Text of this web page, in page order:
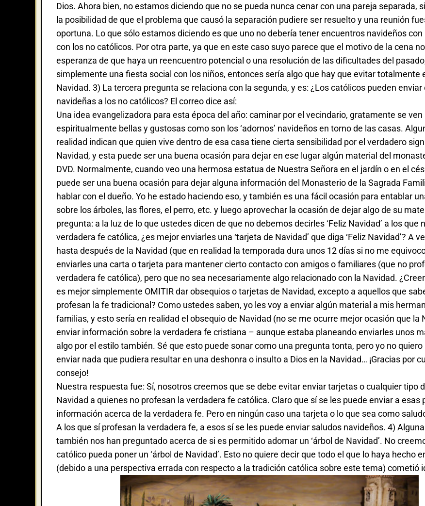
Dios. Ahora bien, no estamos diciendo que no se pueda nunca cenar con una pareja separada,
la posibilidad de que el problema que causó la separación pudiere ser resuelto y una reunión
oportuna. Lo que sólo estamos diciendo es que uno no debería tener encuentros navideños con
con los no católicos. Por otra parte, ya que en este caso suyo parece que el motivo de la cena
esperanza de que haya un reencuentro potencial o una resolución de las dificultades del
simplemente una fiesta social con los niños, entonces sería algo que hay que evitar totalmente
Navidad. 3) La tercera pregunta se relaciona con la segunda, y es: ¿Los católicos pueden enviar
navideñas a los no católicos? El correo dice así:
Una idea evangelizadora para esta época del año: caminar por el vecindario, gratamente se
espiritualmente bellas y gustosas como son los ‘adornos’ navideños en torno de las casas.
realidad indican que quien vive dentro de esa casa tiene cierta sensibilidad por el verdadero
Navidad, y esta puede ser una buena ocasión para dejar en ese lugar algún material del
DVD. Normalmente, cuando veo una hermosa estatua de Nuestra Señora en el jardín o en el
puede ser una buena ocasión para dejar alguna información del Monasterio de la Sagrada
hablar con el dueño. Yo he estado haciendo eso, y también es una fácil ocasión para entablar
sobre los árboles, las flores, el perro, etc. y luego aprovechar la ocasión de dejar algo de su
pregunta: a la luz de lo que ustedes dicen de que no debemos decirles ‘Feliz Navidad’ a los que
verdadera fe católica, ¿es mejor enviarles una ‘tarjeta de Navidad’ que diga ‘Feliz Navidad’? A
hasta después de la Navidad (que en realidad la temporada dura unos 12 días si no me
enviarles una carta o tarjeta para mantener cierto contacto con amigos o familiares (que no
verdadera fe católica), pero que no sea necesariamente algo relacionado con la Navidad.
es mejor simplemente OMITIR dar obsequios o tarjetas de Navidad, excepto a aquellos que
profesan la fe tradicional? Como ustedes saben, yo les voy a enviar algún material a mis
familias, y esto sería en realidad el obsequio de Navidad (no se me ocurre mejor ocasión que la
enviar información sobre la verdadera fe cristiana – aunque estaba planeando enviarles unos
algo por el estilo también. Sé que esto puede sonar como una pregunta tonta, pero yo no quiero
enviar nada que pudiera resultar en una deshonra o insulto a Dios en la Navidad… ¡Gracias por
consejo!
Nuestra respuesta fue: Sí, nosotros creemos que se debe evitar enviar tarjetas o cualquier tipo
Navidad a quienes no profesan la verdadera fe católica. Claro que sí se les puede enviar a esas
información acerca de la verdadera fe. Pero en ningún caso una tarjeta o lo que sea como
A los que sí profesan la verdadera fe, a esos sí se les puede enviar saludos navideños. 4)
también nos han preguntado acerca de si es permitido adornar un ‘árbol de Navidad’. No
católico pueda poner un ‘árbol de Navidad’. Esto no quiere decir que todo el que lo haya hecho
(debido a una perspectiva errada con respecto a la tradición católica sobre este tema) cometió